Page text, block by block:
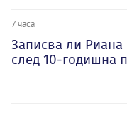
7 часа
Записва ли
след 10-годишна